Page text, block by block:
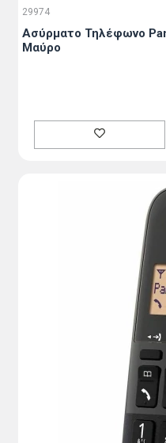
29974
Ασύρματο Τηλέφωνο
Μαύρο